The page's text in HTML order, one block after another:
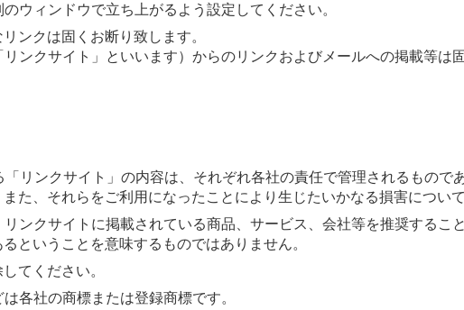
ウィンドウで立ち上がるよう設定してください。
ンクは固くお断り致します。
ンクサイト」といいます）からのリンクおよびメールへの掲載等は
リンクサイト」の内容は、それぞれ各社の責任で管理されるもので
た、それらをご利用になったことにより生じたいかなる損害につい
ンクサイトに掲載されている商品、サービス、会社等を推奨するこ
ということを意味するものではありません。
てください。
各社の商標または登録商標です。